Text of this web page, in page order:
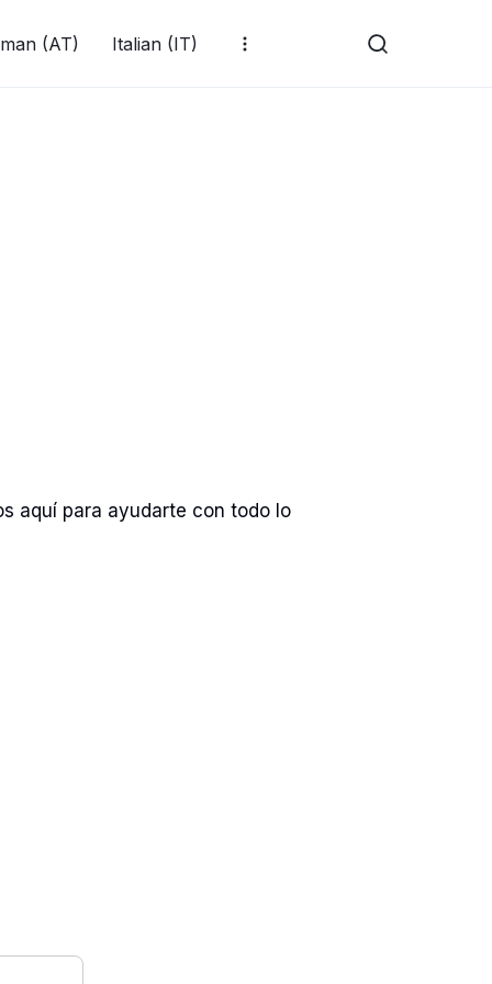
(AT) Italian (IT)
aquí para ayudarte con todo lo